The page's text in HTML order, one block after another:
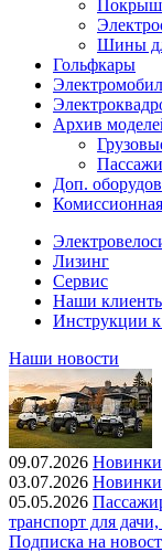
Шины
Гольфкары
Архив
Доп.
Лизинг
Сервис
Наши
Инструкции
Наши новости
09.07.2026
03.07.2026
05.05.2026
транспорт для
Подписка на